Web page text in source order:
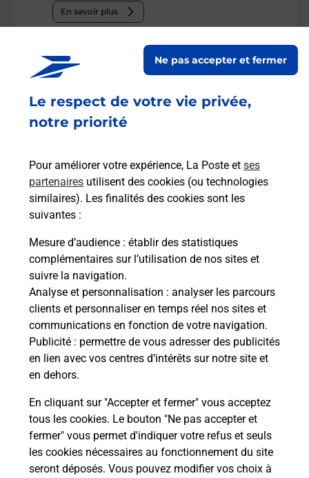
Le respect de votre vie privée,
notre priorité
Pour améliorer votre expérience, La Poste et ses
partenaires utilisent des cookies (ou technologies
similaires). Les finalités des cookies sont les
suivantes :
Mesure d’audience : établir des statistiques
complémentaires sur l’utilisation de nos sites et
suivre la navigation.
Analyse et personnalisation : analyser les parcours
clients et personnaliser en temps réel nos sites et
communications en fonction de votre navigation.
Publicité : permettre de vous adresser des publicités
en lien avec vos centres d’intérêts sur notre site et
en dehors.
En cliquant sur "Accepter et fermer" vous acceptez
tous les cookies. Le bouton "Ne pas accepter et
fermer" vous permet d'indiquer votre refus et seuls
les cookies nécessaires au fonctionnement du site
seront déposés. Vous pouvez modifier vos choix à
Ne pas accepter et fermer
En savoir plus
Malin !
La Poste
en ligne
Questions fréquemment posées
Quel réseau utilise La Poste Mobile ?
Est-ce que je peux garder mon
numéro de mobile gratuitement ?
Est-ce que je peux bénéficier de la 5G
avec La Poste Mobile ?